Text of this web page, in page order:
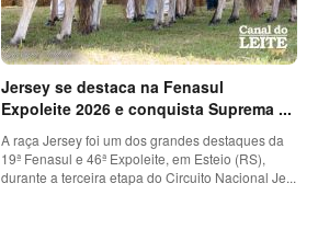
Jersey se destaca na Fenasul
Expoleite 2026 e conquista Suprema ...
A raça Jersey foi um dos grandes destaques da
19ª Fenasul e 46ª Expoleite, em Esteio (RS),
durante a terceira etapa do Circuito Nacional Je...